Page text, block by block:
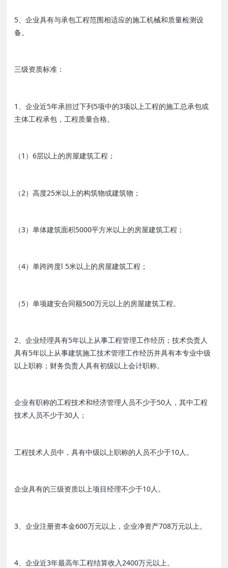
5、企业具有与承包工程范围相适应的施工机械和质量检测设
备。
三级资质标准：
1、企业近5年承担过下列5项中的3项以上工程的施工总承包或
主体工程承包，工程质量合格。
（1）6层以上的房屋建筑工程；
（2）高度25米以上的构筑物或建筑物；
（3）单体建筑面积5000平方米以上的房屋建筑工程；
（4）单跨跨度l 5米以上的房屋建筑工程；
（5）单项建安合同额500万元以上的房屋建筑工程。
2、企业经理具有5年以上从事工程管理工作经历；技术负责人
具有5年以上从事建筑施工技术管理工作经历并具有本专业中级
以上职称；财务负责人具有初级以上会计职称。
企业有职称的工程技术和经济管理人员不少于50人，其中工程
技术人员不少于30人；
工程技术人员中，具有中级以上职称的人员不少于10人。
企业具有的三级资质以上项目经理不少于10人。
3、企业注册资本金600万元以上，企业净资产708万元以上。
4、企业近3年最高年工程结算收入2400万元以上。